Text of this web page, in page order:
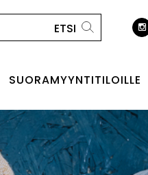
SUORAMYYNTITILOILLE